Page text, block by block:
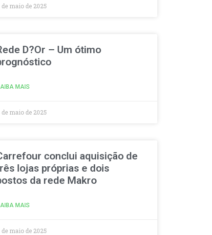
de maio de 2025
D?Or – Um ótimo
MAIS
de maio de 2025
conclui aquisição de
lojas próprias e dois
da rede Makro
MAIS
de maio de 2025